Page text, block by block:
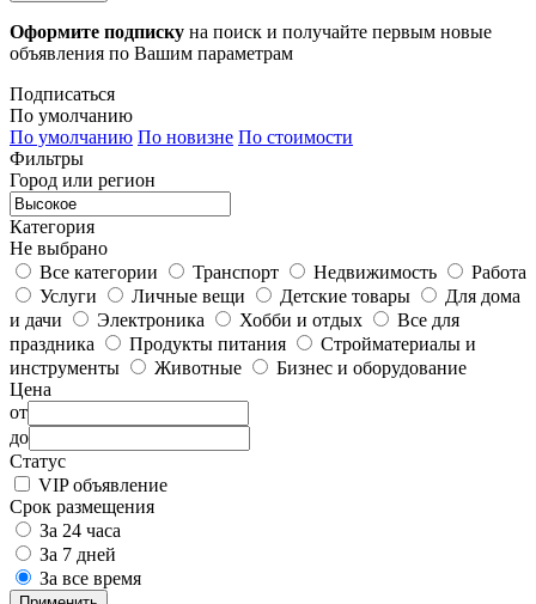
Оформите подписку на поиск и получайте первым новые
объявления по Вашим параметрам
Подписаться
По умолчанию
По умолчанию По новизне По стоимости
Фильтры
Город или регион
Категория
Не выбрано
Все категории
Транспорт Недвижимость
Работа
Услуги
Личные вещи Детские товары
Для дома
и дачи
Электроника Хобби и отдых
Все для
праздника
Продукты питания
Стройматериалы и
инструменты
Животные
Бизнес и оборудование
Цена
от
до
Статус
VIP объявление
Срок размещения
За 24 часа
За 7 дней
За все время